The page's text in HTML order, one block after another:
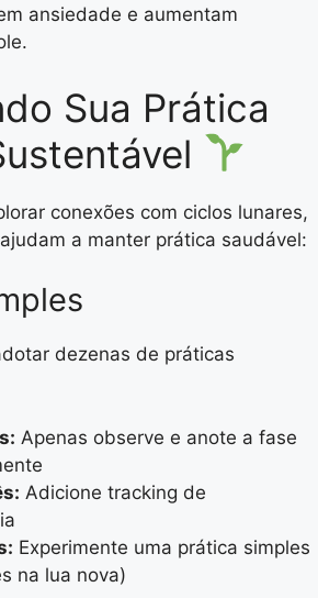
ansiedade e aumentam
Sua Prática
conexões com ciclos lunares,
a manter prática saudável:
dezenas de práticas
Apenas observe e anote a fase
Adicione tracking de
Experimente uma prática simples
na lua nova)